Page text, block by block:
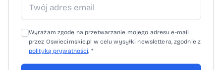
Wyrażam zgodę na przetwarzanie mojego adresu e-mail
przez Oswiecimskie.pl w celu wysyłki newslettera, zgodnie z
polityką prywatności. *